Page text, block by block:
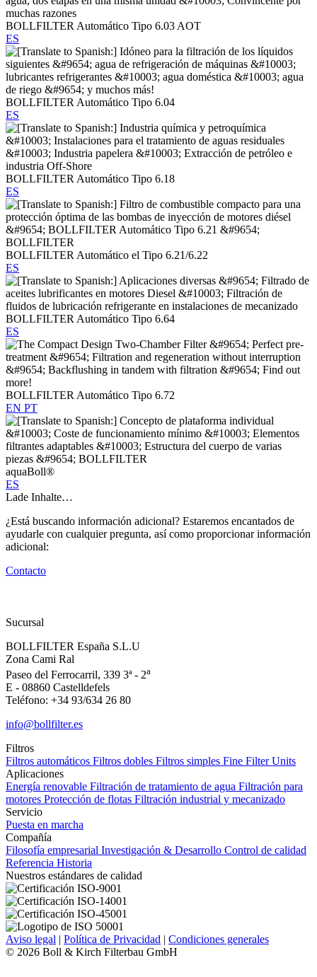
BOLLFILTER Automático Tipo 6.03 AOT
ES
BOLLFILTER Automático Tipo 6.04
ES
BOLLFILTER Automático Tipo 6.18
ES
BOLLFILTER Automático el Tipo 6.21/6.22
ES
BOLLFILTER Automático Tipo 6.64
ES
BOLLFILTER Automático Tipo 6.72
EN PT
aquaBoll®
ES
Lade Inhalte…
¿Está buscando información adicional? Estaremos encantados de
ayudarle con cualquier pregunta, así como proporcionar información
adicional:
Contacto
Sucursal
BOLLFILTER España S.L.U
Zona Cami Ral
Paseo del Ferrocarril, 339 3ª - 2a
E - 08860 Castelldefels
Teléfono: +34 93/634 26 80
info@bollfilter.es
Filtros
Filtros automáticos Filtros dobles Filtros simples Fine Filter Units
Aplicaciones
Energía renovable Filtración de tratamiento de agua Filtración para
motores Protección de flotas Filtración industrial y mecanizado
Servicio
Puesta en marcha
Compañía
Filosofía empresarial Investigación & Desarrollo Control de calidad
Referencia Historia
Nuestros estándares de calidad
Aviso legal Política de Privacidad
Condiciones generales
© 2026 Boll & Kirch Filterbau GmbH